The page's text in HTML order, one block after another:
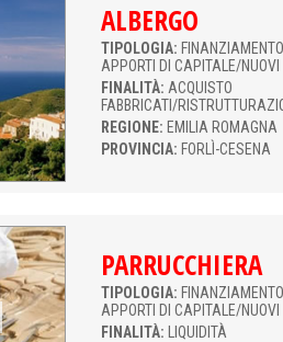
ALBERGO
TIPOLOGIA:
APPORTI DI CAPITALE/NUOVI
FINALITÀ: ACQUISTO
FABBRICATI/
REGIONE: EMILIA ROMAGNA
PROVINCIA: FORLÌ-CESENA
PARRUCCHIERA
TIPOLOGIA:
APPORTI DI CAPITALE/NUOVI
FINALITÀ:
LIQUIDITÀ